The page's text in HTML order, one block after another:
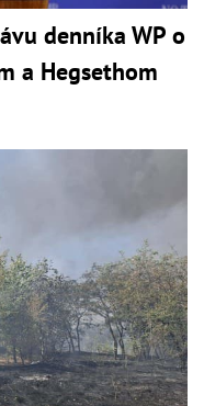
denníka WP o
a Hegsethom